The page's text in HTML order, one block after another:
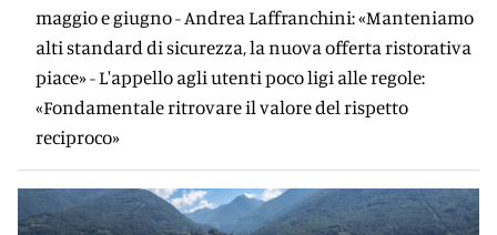
maggio e giugno - Andrea Laffranchini: «Manteniamo
alti standard di sicurezza, la nuova offerta ristorativa
piace» - L'appello agli utenti poco ligi alle regole:
«Fondamentale ritrovare il valore del rispetto
reciproco»